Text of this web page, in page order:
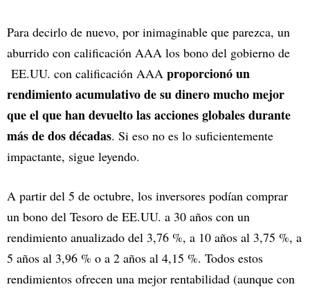
Para decirlo de nuevo, por inimaginable que parezca, un
aburrido con calificación AAA los bono del gobierno de
EE.UU. con calificación AAA proporcionó un
rendimiento acumulativo de su dinero mucho mejor
que el que han devuelto las acciones globales durante
más de dos décadas. Si eso no es lo suficientemente
impactante, sigue leyendo.
A partir del 5 de octubre, los inversores podían comprar
un bono del Tesoro de EE.UU. a 30 años con un
rendimiento anualizado del 3,76 %, a 10 años al 3,75 %, a
5 años al 3,96 % o a 2 años al 4,15 %. Todos estos
rendimientos ofrecen una mejor rentabilidad (aunque con